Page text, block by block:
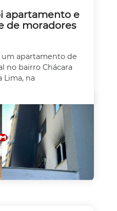
apartamento e
de moradores
apartamento de
no bairro Chácara
Lima, na